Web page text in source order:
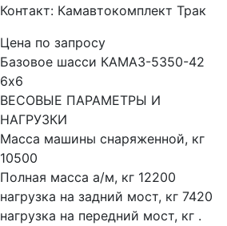
Контакт: Камавтокомплект Трак
Цена по запросу
Базовое шасси КАМАЗ-5350-42
6x6
ВЕСОВЫЕ ПАРАМЕТРЫ И
НАГРУЗКИ
Масса машины снаряженной, кг
10500
Полная масса а/м, кг 12200
нагрузка на задний мост, кг 7420
нагрузка на передний мост, кг .